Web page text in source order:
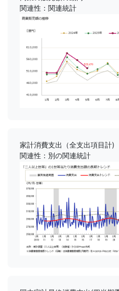
関連性：関連統計
家計消費支出（全支出項目計)
関連性：別の関連統計